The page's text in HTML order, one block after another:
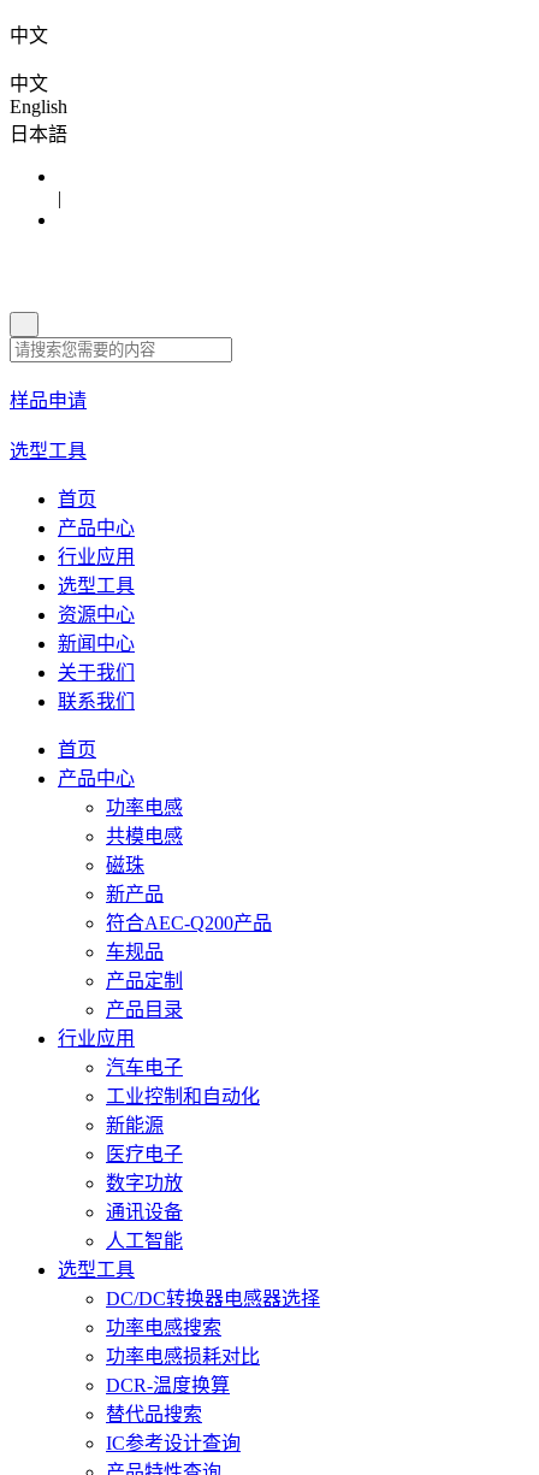
中文
中文
English
日本語
|
样品申请
选型工具
首页
产品中心
行业应用
选型工具
资源中心
新闻中心
关于我们
联系我们
首页
产品中心
功率电感
共模电感
磁珠
新产品
符合AEC-Q200产品
车规品
产品定制
产品目录
行业应用
汽车电子
工业控制和自动化
新能源
医疗电子
数字功放
通讯设备
人工智能
选型工具
DC/DC转换器电感器选择
功率电感搜索
功率电感损耗对比
DCR-温度换算
替代品搜索
IC参考设计查询